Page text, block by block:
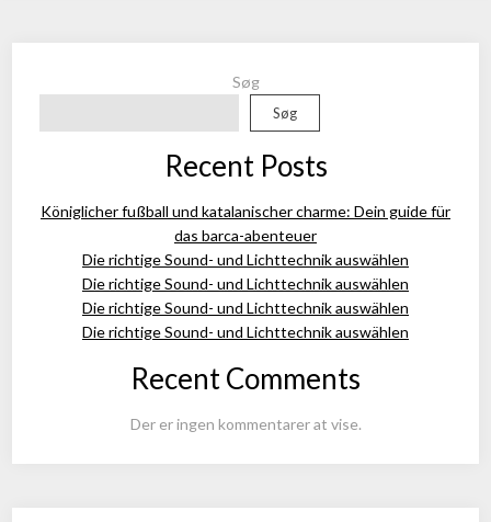
Søg
Søg
Recent Posts
Königlicher fußball und katalanischer charme: Dein guide für
das barca-abenteuer
Die richtige Sound- und Lichttechnik auswählen
Die richtige Sound- und Lichttechnik auswählen
Die richtige Sound- und Lichttechnik auswählen
Die richtige Sound- und Lichttechnik auswählen
Recent Comments
Der er ingen kommentarer at vise.